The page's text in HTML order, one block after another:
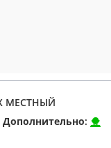
МЕСТНЫЙ
Дополнительно: